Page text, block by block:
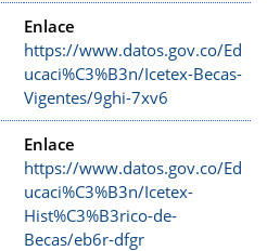
Enlace
https://www.datos.gov.co/Ed
ucaci%C3%B3n/Icetex-Becas-
Vigentes/9ghi-7xv6
Enlace
https://www.datos.gov.co/Ed
ucaci%C3%B3n/Icetex-
Hist%C3%B3rico-de-
Becas/eb6r-dfgr